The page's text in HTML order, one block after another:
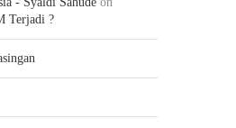
Terjadi ?